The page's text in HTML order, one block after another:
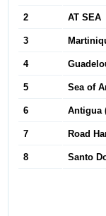
2 AT SEA
3
4
5 Sea of
6 Antigua
7 Road
8 Santo